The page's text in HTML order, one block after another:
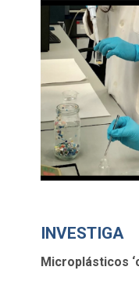
INVESTIGA
Microplásticos